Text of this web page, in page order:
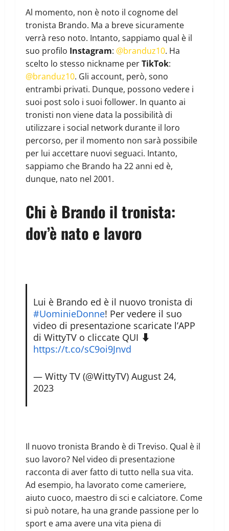
Al momento, non è noto il cognome del
tronista Brando. Ma a breve sicuramente
verrà reso noto. Intanto, sappiamo qual è il
suo profilo Instagram: @branduz10. Ha
scelto lo stesso nickname perTikTok:
@branduz10. Gli account, però, sono
entrambi privati. Dunque, possono vedere i
suoi post solo i suoi follower. In quanto ai
tronisti non viene data la possibilità di
utilizzare i social network durante il loro
percorso, per il momento non sarà possibile
per lui accettare nuovi seguaci. Intanto,
sappiamo che Brando ha 22 anni ed è,
dunque, nato nel 2001.
Chi è Brando il tronista:
dov’è nato e lavoro
Lui è Brando ed è il nuovo tronista di
#UominieDonne! Per vedere il suo
video di presentazione scaricate l’APP
di WittyTV o cliccate QUI ⬇
https://t.co/sC9oi9Jnvd
— Witty TV (@WittyTV) August 24,
2023
Il nuovo tronista Brando è di Treviso. Qual è il
suo lavoro? Nel video di presentazione
racconta di aver fatto di tutto nella sua vita.
Ad esempio, ha lavorato come cameriere,
aiuto cuoco, maestro di sci e calciatore. Come
si può notare, ha una grande passione per lo
sport e ama avere una vita piena di